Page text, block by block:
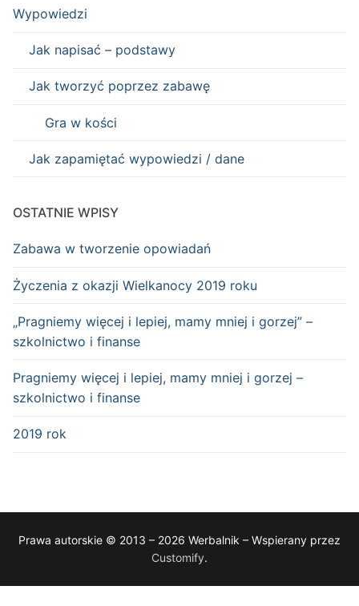
Wypowiedzi
Jak napisać – podstawy
Jak tworzyć poprzez zabawę
Gra w kości
Jak zapamiętać wypowiedzi / dane
OSTATNIE WPISY
Zabawa w tworzenie opowiadań
Życzenia z okazji Wielkanocy 2019 roku
„Pragniemy więcej i lepiej, mamy mniej i gorzej” –
szkolnictwo i finanse
Pragniemy więcej i lepiej, mamy mniej i gorzej –
szkolnictwo i finanse
2019 rok
Prawa autorskie © 2013 – 2026 Werbalnik – Wspierany przez
Customify.